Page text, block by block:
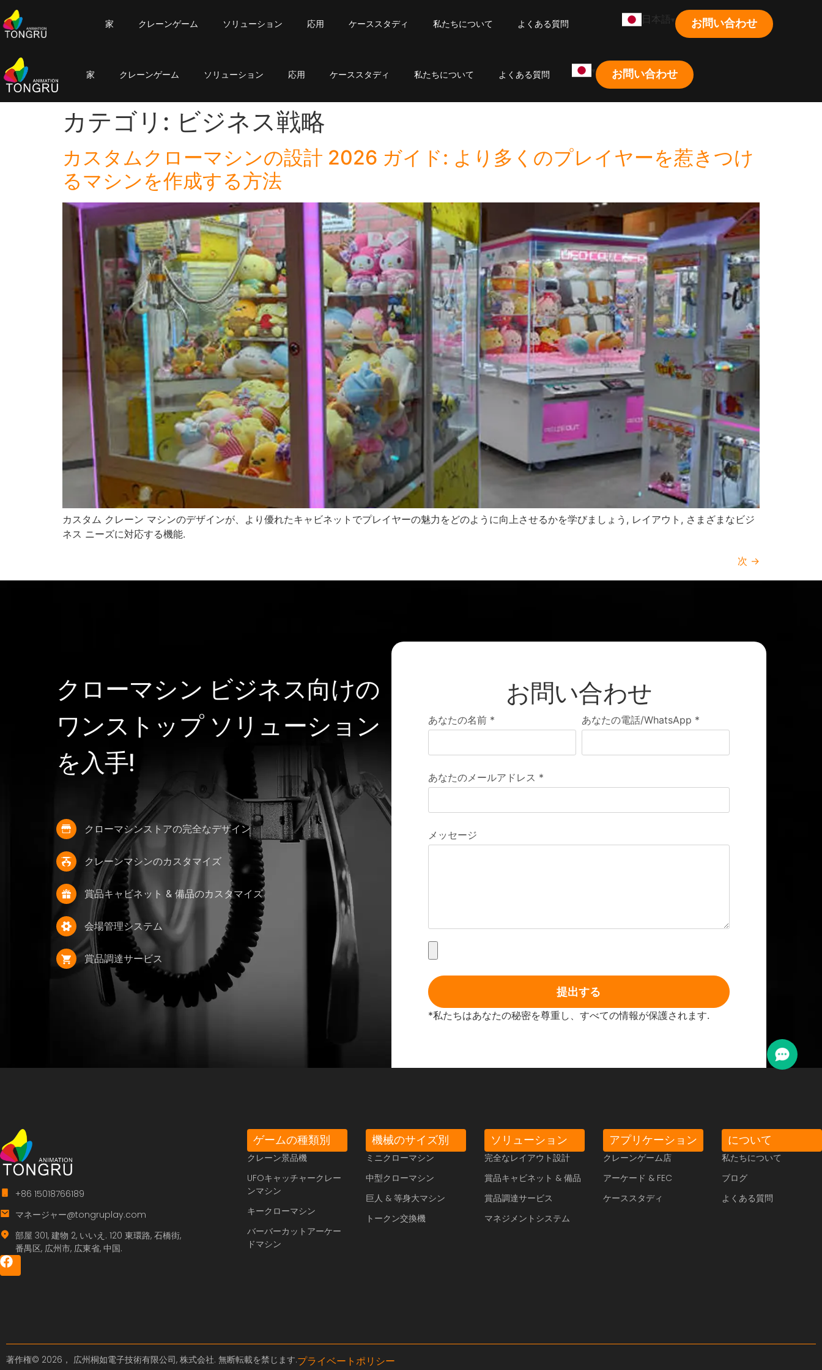
家 クレーンゲーム ソリューション 応用 ケーススタディ 私たちについて よくある質問 日本語 お問い合わせ
家 クレーンゲーム ソリューション 応用 ケーススタディ 私たちについて よくある質問 お問い合わせ
カテゴリ: ビジネス戦略
カスタムクローマシンの設計 2026 ガイド: より多くのプレイヤーを惹きつけ
るマシンを作成する方法
カスタム クレーン マシンのデザインが、より優れたキャビネットでプレイヤーの魅力をどのように向上させるかを学びましょう, レイアウト, さまざまなビジ
ネス ニーズに対応する機能.
次 →
クローマシン ビジネス向けの
ワンストップ ソリューション
を入手!
クローマシンストアの完全なデザイン
クレーンマシンのカスタマイズ
賞品キャビネット & 備品のカスタマイズ
会場管理システム
賞品調達サービス
お問い合わせ
あなたの名前 * あなたの電話/WhatsApp *
あなたのメールアドレス *
メッセージ
提出する
*私たちはあなたの秘密を尊重し、すべての情報が保護されます.
+86 15018766189
マネージャー@tongruplay.com
部屋 301, 建物 2, いいえ. 120 東環路, 石橋街,
番禺区, 広州市, 広東省, 中国.
ゲームの種類別
クレーン景品機
UFOキャッチャークレー
ンマシン
キークローマシン
バーバーカットアーケー
ドマシン
機械のサイズ別
ミニクローマシン
中型クローマシン
巨人 & 等身大マシン
トークン交換機
ソリューション
完全なレイアウト設計
賞品キャビネット & 備品
賞品調達サービス
マネジメントシステム
アプリケーション
クレーンゲーム店
アーケード & FEC
ケーススタディ
について
私たちについて
ブログ
よくある質問
著作権© 2026， 広州桐如電子技術有限公司, 株式会社. 無断転載を禁じます.プライベートポリシー